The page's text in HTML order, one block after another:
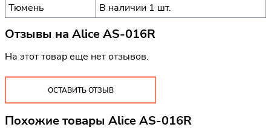
Тюмень
В наличии 1 шт.
Отзывы на Alice AS-016R
На этот товар еще нет отзывов.
ОСТАВИТЬ ОТЗЫВ
Похожие товары Alice AS-016R